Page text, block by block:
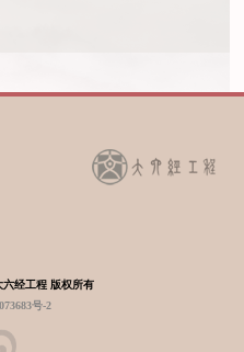
经工程 版权所有
号-2